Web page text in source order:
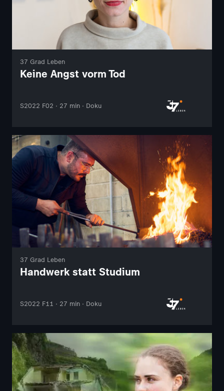
37 Grad Leben
Keine Angst vorm Tod
S2022 F02 · 27 min · Doku
37 Grad Leben
Handwerk statt Studium
S2022 F11 · 27 min · Doku